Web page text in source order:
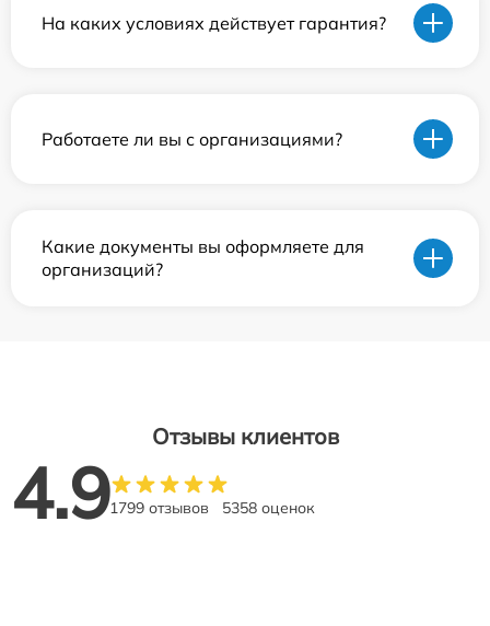
На каких условиях действует гарантия?
Работаете ли вы с организациями?
Какие документы вы оформляете для
организаций?
Отзывы клиентов
4.91799 отзывов 5358 оценок